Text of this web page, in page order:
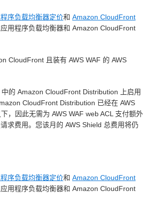
序负载均衡器定价和 Amazon CloudFront
用程序负载均衡器和 Amazon CloudFront
CloudFront 且装有 AWS WAF 的 AWS
的 Amazon CloudFront Distribution 上启用
CloudFront Distribution 已经在 AWS
，因此无需为 AWS WAF web ACL 支付额外
求费用。您该月的 AWS Shield 总费用将仍
序负载均衡器定价和 Amazon CloudFront
用程序负载均衡器和 Amazon CloudFront